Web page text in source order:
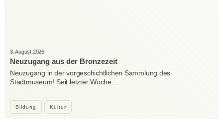
Bildung Kultur
3. August 2026
Neuzugang aus der Bronzezeit
Neuzugang in der vorgeschichtlichen Sammlung des
Stadtmuseum! Seit letzter Woche…